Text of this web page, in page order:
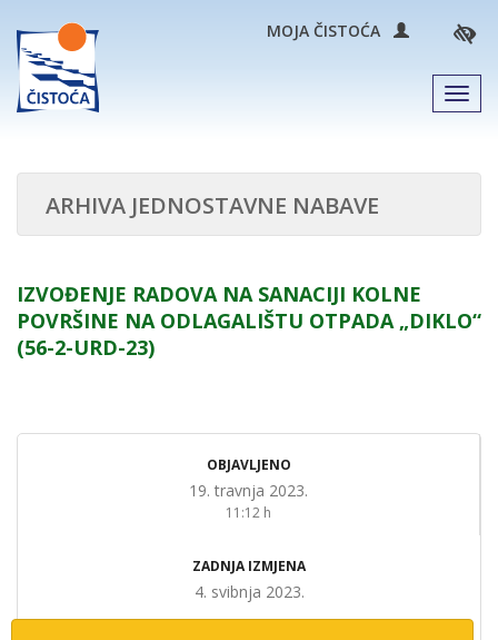
MOJA ČISTOĆA
ARHIVA JEDNOSTAVNE NABAVE
IZVOĐENJE RADOVA NA SANACIJI KOLNE
POVRŠINE NA ODLAGALIŠTU OTPADA „DIKLO“
(56-2-URD-23)
OBJAVLJENO
19. travnja 2023.
11:12 h
ZADNJA IZMJENA
4. svibnja 2023.